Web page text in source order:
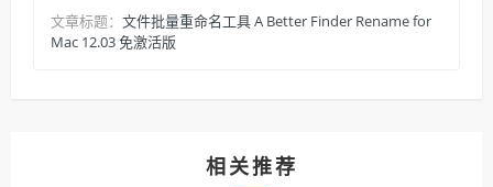
文章标题： 文件批量重命名工具 A Better Finder Rename for
Mac 12.03 免激活版
相关推荐